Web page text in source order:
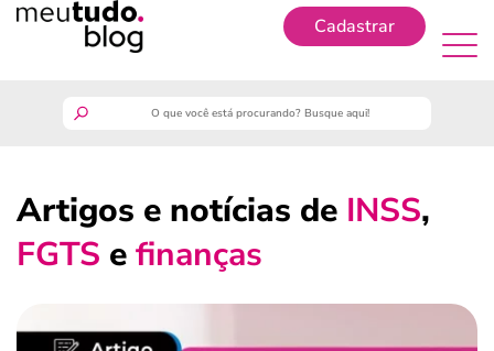
Cadastrar
guia do trabalhador
benefícios
Artigos e notícias de INSS,
FGTS efinanças